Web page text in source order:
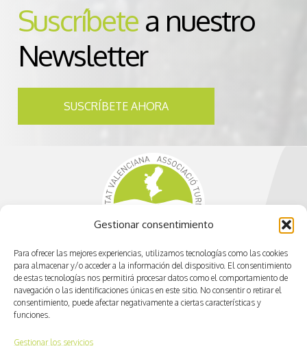
Gestionar consentimiento
Para ofrecer las mejores experiencias, utilizamos tecnologías como las cookies
para almacenar y/o acceder a la información del dispositivo. El consentimiento
de estas tecnologías nos permitirá procesar datos como el comportamiento de
navegación o las identificaciones únicas en este sitio. No consentir o retirar el
consentimiento, puede afectar negativamente a ciertas características y
funciones.
Gestionar los servicios
Suscríbete a nuestro
Newsletter
SUSCRÍBETE AHORA